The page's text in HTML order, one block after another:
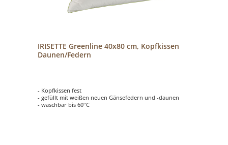
IRISETTE Greenline 40x80 cm, Kopfkissen
Daunen/Federn
- Kopfkissen fest
- gefüllt mit weißen neuen Gänsefedern und -daunen
- waschbar bis 60°C